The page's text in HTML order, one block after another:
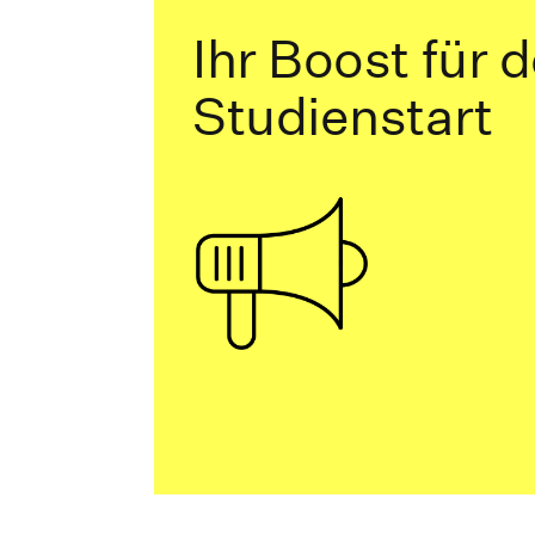
Ihr Boost für
Studienstart